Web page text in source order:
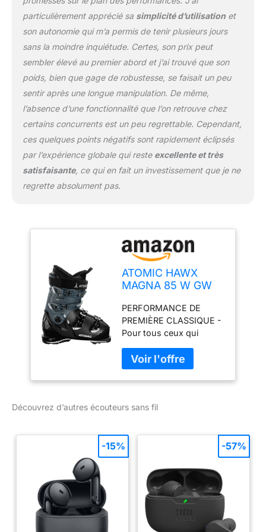
Silver assure également
une chaleur continue.
ATOMIC - En tant
qu'entreprise familiale,
nous nous concentrons
sur la durabilité et
l'innovation. Dans notre
assortiment, vous
trouverez d'autres
produits pour une
expérience de ski
parfaite. #WeareSkiing
particulièrement apprécié sa simplicité d’utilisationet
son autonomie qui m’a permis de tenir plusieurs jours
sans la moindre inquiétude. Certes, son prix peut
sembler élevé au premier abord et j’ai trouvé que son
poids, bien que gage de robustesse, se faisait un peu
sentir après une longue manipulation. De même,
l’absence d’une fonctionnalité que l’on retrouve chez
certains concurrents est un peu regrettable. Cependant,
ces quelques points négatifs sont rapidement éclipsés
par l’expérience globale qui reste excellente et très
satisfaisante, ce qui en fait un investissement que je ne
regrette absolument pas.
ATOMIC HAWX
MAGNA 85 W GW
black/storm/ivory,
24/24.5
PERFORMANCE DE
PREMIÈRE CLASSIQUE -
Pour tous ceux qui
tranquillement sur les
pistes, notre chaussure
de ski offre néanmoins
performances et une
FLEXIBEL &
KOMFORTABEL - Durch
den weichen Flex & den
herausnehmbaren
Spoiler an der
Manschette bietet die Ski
-Schuhe angenehme
Flexibilität sowie den
Découvrez d’autres écouteurs sans fil
-15% -57%